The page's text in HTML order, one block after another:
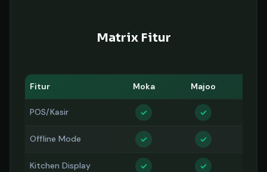
Matrix Fitur
Fitur Moka Majoo
POS/Kasir ✓ ✓
Offline Mode ✓ ✓
Kitchen Display ✓ ✓